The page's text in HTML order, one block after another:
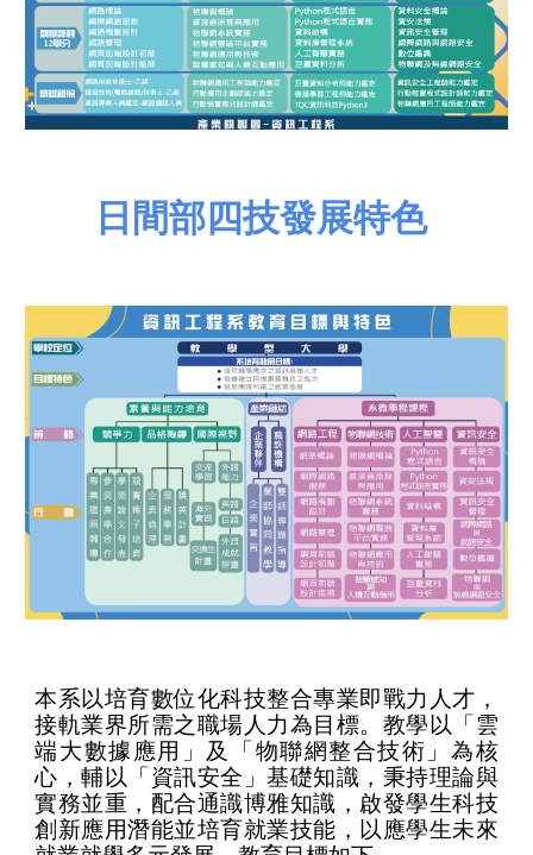
日間部 四技發展特色
本系以培育數位化科技整合專業即戰力人才，
接軌業界所需之職場人力為目標。教學以「雲
端大數據應用」及「物聯網整合技術」為核
心，輔以「資訊安全」基礎知識，秉持理論與
實務並重，配合通識博雅知識，啟發學生科技
創新應用潛能並培育就業技能，以應學生未來